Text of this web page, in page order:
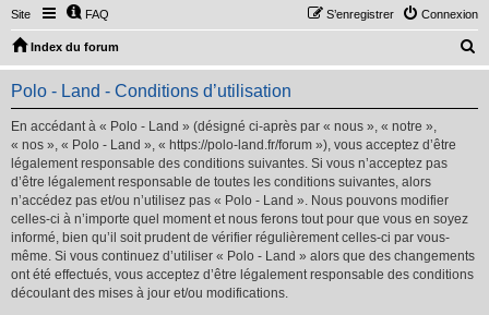
Site FAQ Connexion
S’enregistrer
Index du forum
e
Polo - Land - Conditions d’utilisation
En accédant à « Polo - Land » (désigné ci-après par « nous », « notre »,
« nos », « Polo - Land », « https://polo-land.fr/forum »), vous acceptez d’être
légalement responsable des conditions suivantes. Si vous n’acceptez pas
d’être légalement responsable de toutes les conditions suivantes, alors
n’accédez pas et/ou n’utilisez pas « Polo - Land ». Nous pouvons modifier
celles-ci à n’importe quel moment et nous ferons tout pour que vous en soyez
informé, bien qu’il soit prudent de vérifier régulièrement celles-ci par vous-
même. Si vous continuez d’utiliser « Polo - Land » alors que des changements
ont été effectués, vous acceptez d’être légalement responsable des conditions
découlant des mises à jour et/ou modifications.